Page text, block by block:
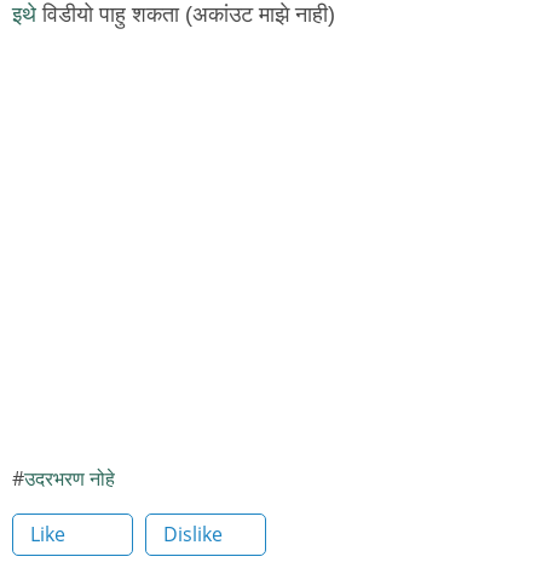
इथे विडीयो पाहु श‌क‌ता (अकांउट‌ माझे नाही)
उदरभरण नोहे
Like Dislike